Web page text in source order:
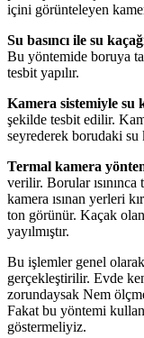
içini görünteleyen
Su basıncı ile su
Bu yöntemide boruya
tesbit yapılır.
Kamera sistemiyle su
şekilde tesbit edilir.
seyrederek borudaki
Termal kamera
verilir. Borular
kamera ısınan yerleri
ton görünür. Kaçak olan
yayılmıştır.
Bu işlemler genel
gerçekleştirilir. Evde
zorundaysak Nem
Fakat bu yöntemi
göstermeliyiz.